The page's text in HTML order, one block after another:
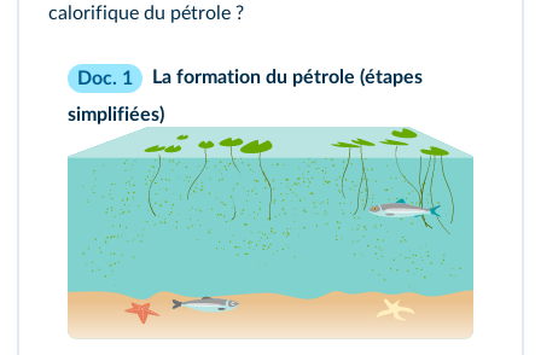
calorifique du pétrole ?
Doc. 1
La formation du pétrole (étapes
simplifiées)